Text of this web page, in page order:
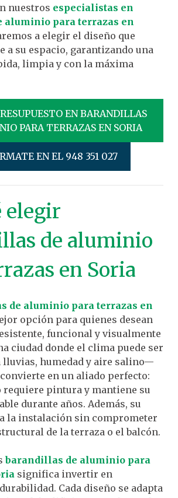
nuestros especialistas en
aluminio para terrazas en
a elegir el diseño que
a su espacio, garantizando una
limpia y con la máxima
EN BARANDILLAS
PARA TERRAZAS EN SORIA
EN EL 948 351 027
elegir
de aluminio
en Soria
de aluminio para terrazas en
opción para quienes desean
funcional y visualmente
ciudad donde el clima puede ser
humedad y aire salino—
en un aliado perfecto:
requiere pintura y mantiene su
durante años. Además, su
la instalación sin comprometer
de la terraza o el balcón.
barandillas de aluminio para
significa invertir en
Cada diseño se adapta